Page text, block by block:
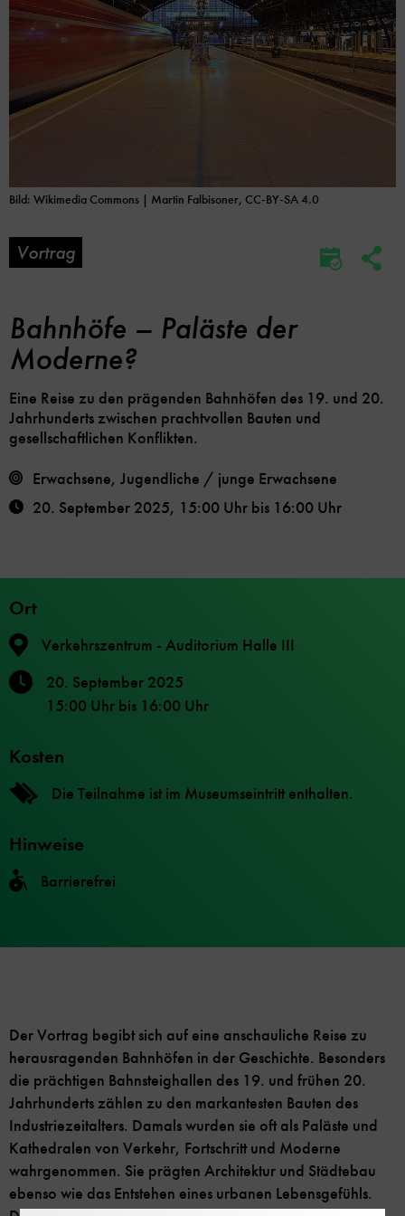
Bild: Wikimedia Commons | Martin Falbisoner, CC-BY-SA 4.0
Vortrag
Bahnhöfe – Paläste der
Moderne?
Eine Reise zu den prägenden Bahnhöfen des 19. und 20.
Jahrhunderts zwischen prachtvollen Bauten und
gesellschaftlichen Konflikten.
Erwachsene, Jugendliche / junge Erwachsene
20. September 2025, 15:00 Uhr bis 16:00 Uhr
Ort
Verkehrszentrum - Auditorium Halle III
20. September 2025
15:00 Uhr bis 16:00 Uhr
Kosten
Die Teilnahme ist im Museumseintritt enthalten.
Hinweise
Barrierefrei
Der Vortrag begibt sich auf eine anschauliche Reise zu
herausragenden Bahnhöfen in der Geschichte. Besonders
die prächtigen Bahnsteighallen des 19. und frühen 20.
Jahrhunderts zählen zu den markantesten Bauten des
Industriezeitalters. Damals wurden sie oft als Paläste und
Kathedralen von Verkehr, Fortschritt und Moderne
wahrgenommen. Sie prägten Architektur und Städtebau
ebenso wie das Entstehen eines urbanen Lebensgefühls.